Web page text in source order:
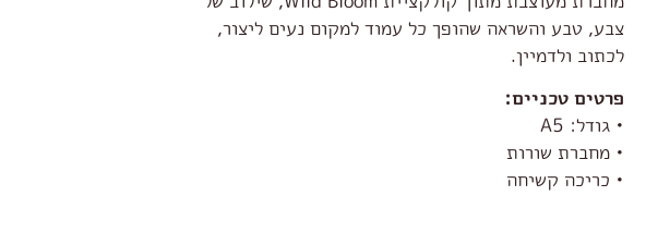
צבע, טבע והשראה שהופך כל עמוד למקום נעים ליצור,
לכתוב ולדמיין.
פרטים טכניים:
• גודל: A5
• מחברת שורות
• כריכה קשיחה